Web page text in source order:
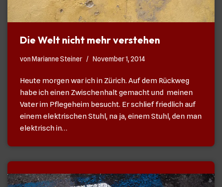
Die Welt nicht mehr verstehen
vonMarianne Steiner November 1, 2014
Heute morgen war ich in Zürich. Auf dem Rückweg
habe ich einen Zwischenhalt gemacht und meinen
Vater im Pflegeheim besucht. Er schlief friedlich auf
einem elektrischen Stuhl, na ja, einem Stuhl, den man
elektrisch in…